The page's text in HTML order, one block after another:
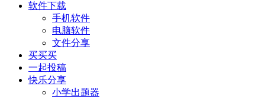
软件下载
手机软件
电脑软件
文件分享
买买买
一起投稿
快乐分享
小学出题器